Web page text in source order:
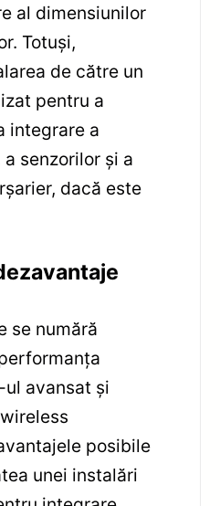
al dimensiunilor
Totuși,
de către un
pentru a
integrare a
senzorilor și a
dacă este
se numără
ul avansat și
posibile
unei instalări